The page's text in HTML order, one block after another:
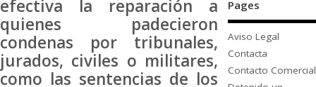
efectiva la reparación a
quienes padecieron
condenas por tribunales,
jurados, civiles o militares,
como las sentencias de los
Pages
Aviso Legal
Contacta
Contacto Comercial